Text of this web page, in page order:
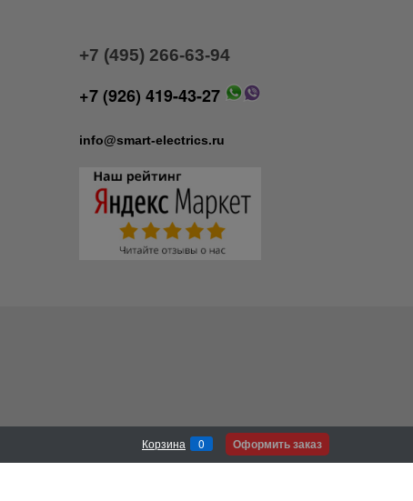
+7 (495) 266-63-94
+7 (926) 419-43-27
info@smart-electrics.ru
Корзина 0 Оформить заказ